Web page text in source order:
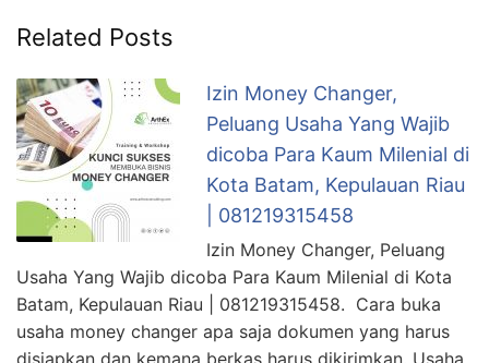
Related Posts
Izin Money Changer,
Peluang Usaha Yang Wajib
dicoba Para Kaum Milenial di
Kota Batam, Kepulauan Riau
| 081219315458
Izin Money Changer, Peluang
Usaha Yang Wajib dicoba Para Kaum Milenial di Kota
Batam, Kepulauan Riau | 081219315458. Cara buka
usaha money changer apa saja dokumen yang harus
disiapkan dan kemana berkas harus dikirimkan. Usaha